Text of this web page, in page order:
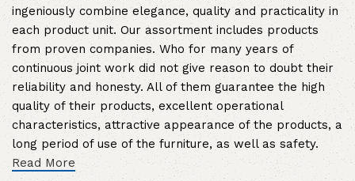
ingeniously combine elegance, quality and practicality in
each product unit. Our assortment includes products
from proven companies. Who for many years of
continuous joint work did not give reason to doubt their
reliability and honesty. All of them guarantee the high
quality of their products, excellent operational
characteristics, attractive appearance of the products, a
long period of use of the furniture, as well as safety.
Read More